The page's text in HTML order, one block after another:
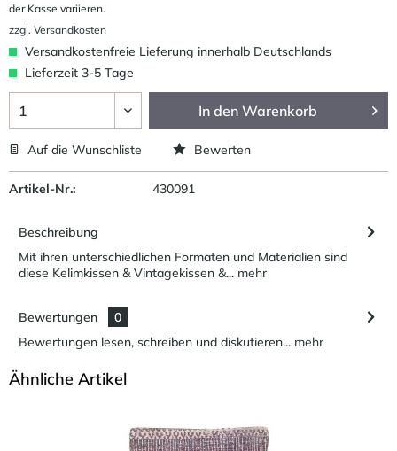
der Kasse variieren.
zzgl. Versandkosten
Versandkostenfreie Lieferung innerhalb Deutschlands
Lieferzeit 3-5 Tage
In den Warenkorb
Auf die Wunschliste Bewerten
Artikel-Nr.: 430091
Beschreibung
Mit ihren unterschiedlichen Formaten und Materialien sind
diese Kelimkissen & Vintagekissen &... mehr
Bewertungen
0
Bewertungen lesen, schreiben und diskutieren... mehr
Ähnliche Artikel